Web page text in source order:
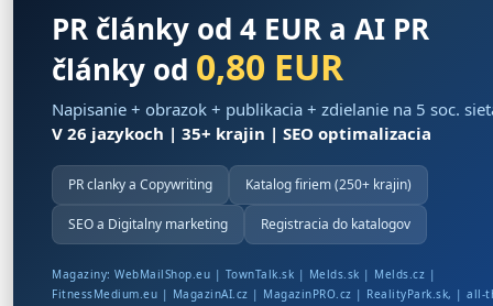
PR články od 4 EUR a AI PR
články od 0,80 EUR
Napisanie + obrazok + publikacia + zdielanie na 5 soc.
V 26 jazykoch | 35+ krajin | SEO optimalizacia
PR clanky a Copywriting Katalog firiem (250+ krajin)
SEO a Digitalny marketing Registracia do katalogov
Magaziny: WebMailShop.eu | TownTalk.sk | Melds.sk | Melds.cz |
FitnessMedium.eu | MagazinAI.cz | MagazinPRO.cz | RealityPark.sk, | all-